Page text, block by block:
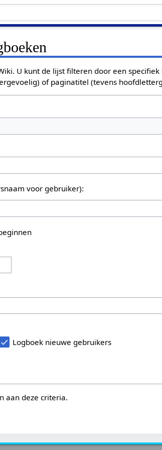
U kunt de lijst filteren door een
of paginatitel (tevens
voor gebruiker):
Logboek nieuwe gebruikers
aan deze criteria.